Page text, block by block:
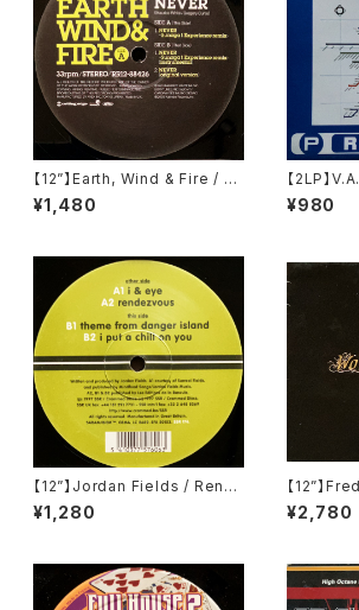
【12”】Earth, Wind & Fire / N
ever (Sunaga T Experienc
e Remix) (Rhythm Republi
¥1,480
【2LP】
anet
¥980
【12”】Jordan Fields / Rend
ezvous E.P. (SSR) (SSR 17
6)
¥1,280
【12”】
r My
(WIB014)
¥2,780